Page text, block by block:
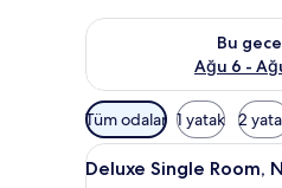
Bu gece
Ağu 6 -
Bu gece için müsaitliği
Odalar
için
mevcut
Tüm odalar 1 yatak 2
Deluxe
Single
3
Deluxe Single Room,